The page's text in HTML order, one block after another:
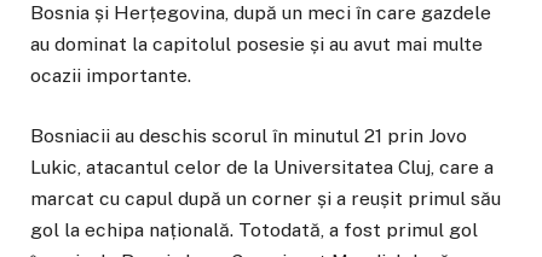
Bosnia și Herțegovina, după un meci în care gazdele
au dominat la capitolul posesie și au avut mai multe
ocazii importante.
Bosniacii au deschis scorul în minutul 21 prin Jovo
Lukic, atacantul celor de la Universitatea Cluj, care a
marcat cu capul după un corner și a reușit primul său
gol la echipa națională. Totodată, a fost primul gol